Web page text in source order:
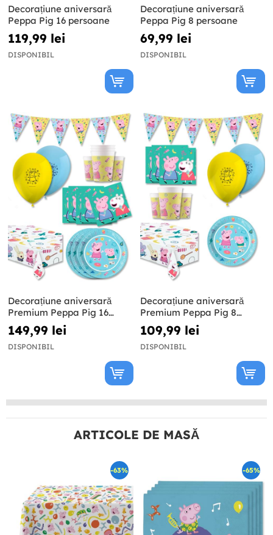
Decorațiune aniversară
Peppa Pig 16 persoane
119,99 lei
DISPONIBIL
Decorațiune aniversară
Peppa Pig 8 persoane
69,99 lei
DISPONIBIL
Decorațiune aniversară
Premium Peppa Pig 16
persoane
149,99 lei
DISPONIBIL
Decorațiune aniversară
Premium Peppa Pig 8
persoane
109,99 lei
DISPONIBIL
ARTICOLE DE MASĂ
-63% -65%